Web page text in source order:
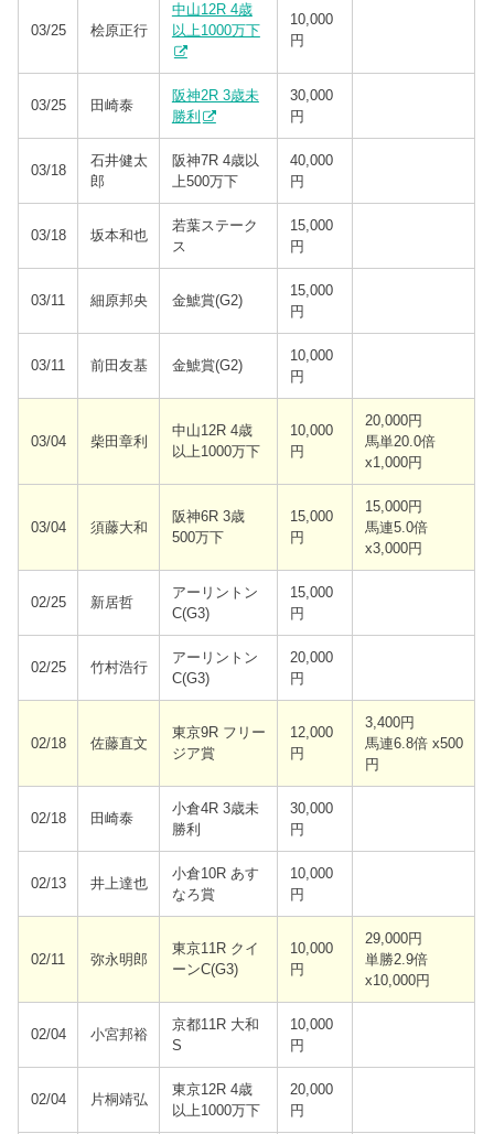
03/25 桧原正行
中山12R 4歳
以上1000万下
10,000
円
03/25 田崎泰
阪神2R 3歳未
勝利
30,000
円
03/18
石井健太
郎
阪神7R 4歳以
上500万下
40,000
円
03/18 坂本和也
若葉ステーク
ス
15,000
円
03/11 細原邦央 金鯱賞(G2)
15,000
円
03/11 前田友基 金鯱賞(G2)
10,000
円
03/04 柴田章利
中山12R 4歳
以上1000万下
10,000
円
20,000円
馬単20.0倍
x1,000円
03/04 須藤大和
阪神6R 3歳
500万下
15,000
円
15,000円
馬連5.0倍
x3,000円
02/25 新居哲
アーリントン
C(G3)
15,000
円
02/25 竹村浩行
アーリントン
C(G3)
20,000
円
02/18 佐藤直文
東京9R フリー
ジア賞
12,000
円
3,400円
馬連6.8倍 x500
円
02/18 田崎泰
小倉4R 3歳未
勝利
30,000
円
02/13 井上達也
小倉10R あす
なろ賞
10,000
円
02/11 弥永明郎
東京11R クイ
ーンC(G3)
10,000
円
29,000円
単勝2.9倍
x10,000円
02/04 小宮邦裕
京都11R 大和
S
10,000
円
02/04 片桐靖弘
東京12R 4歳
以上1000万下
20,000
円